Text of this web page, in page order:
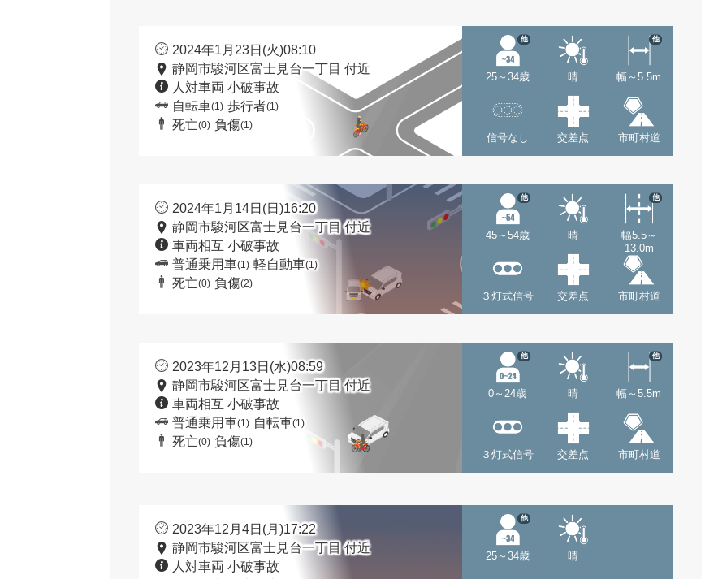
2024年1月23日(火)08:10
静岡市駿河区富士見台一丁目 付近
人対車両 小破事故
自転車(1) 歩行者(1)
死亡(0) 負傷(1)
25～34歳
他
晴 幅～5.5m
他
信号なし 交差点 市町村道
2024年1月14日(日)16:20
静岡市駿河区富士見台一丁目 付近
車両相互 小破事故
普通乗用車(1) 軽自動車(1)
死亡(0) 負傷(2)
45～54歳
他
晴
幅5.5～
13.0m
他
３灯式信号 交差点 市町村道
2023年12月13日(水)08:59
静岡市駿河区富士見台一丁目 付近
車両相互 小破事故
普通乗用車(1) 自転車(1)
死亡(0) 負傷(1)
0～24歳
他
晴 幅～5.5m
他
３灯式信号 交差点 市町村道
2023年12月4日(月)17:22
静岡市駿河区富士見台一丁目 付近
人対車両 小破事故
25～34歳
他
晴